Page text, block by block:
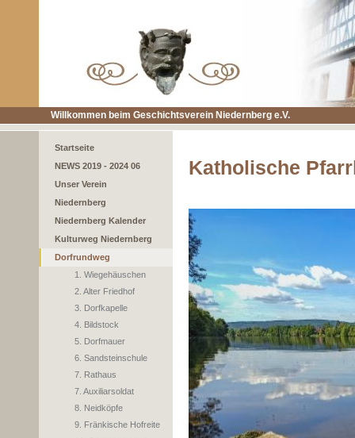
Willkommen beim Geschichtsverein Niedernberg e.V.
Startseite
NEWS 2019 - 2024 06
Unser Verein
Niedernberg
Niedernberg Kalender
Kulturweg Niedernberg
Dorfrundweg
1. Wiegehäuschen
2. Alter Friedhof
3. Dorfkapelle
4. Bildstock
5. Dorfmauer
6. Sandsteinschule
7. Rathaus
7. Auxiliarsoldat
8. Neidköpfe
9. Fränkische Hofreite
Katholische